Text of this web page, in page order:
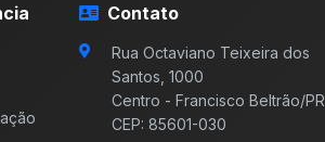
Contato
Rua Octaviano Teixeira dos
Santos, 1000
Centro - Francisco Beltrão/PR
CEP: 85601-030